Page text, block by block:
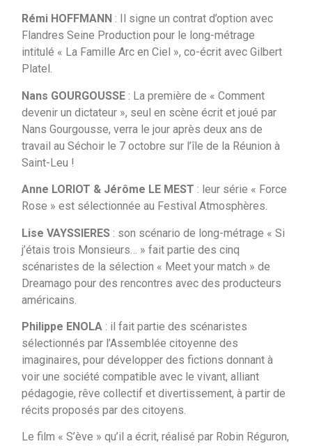
Rémi HOFFMANN: Il signe un contrat d’option avec
Flandres Seine Production pour le long-métrage
intitulé « La Famille Arc en Ciel », co-écrit avec Gilbert
Platel.
Nans GOURGOUSSE: La première de « Comment
devenir un dictateur », seul en scène écrit et joué par
Nans Gourgousse, verra le jour après deux ans de
travail au Séchoir le 7 octobre sur l’île de la Réunion à
Saint-Leu !
Anne LORIOT & Jérôme LE MEST: leur série « Force
Rose » est sélectionnée au Festival Atmosphères.
Lise VAYSSIERES: son scénario de long-métrage « Si
j’étais trois Monsieurs… » fait partie des cinq
scénaristes de la sélection « Meet your match » de
Dreamago pour des rencontres avec des producteurs
américains.
Philippe ENOLA: il fait partie des scénaristes
sélectionnés par l’Assemblée citoyenne des
imaginaires, pour développer des fictions donnant à
voir une société compatible avec le vivant, alliant
pédagogie, rêve collectif et divertissement, à partir de
récits proposés par des citoyens.
Le film « S’ève » qu’il a écrit, réalisé par Robin Réguron,